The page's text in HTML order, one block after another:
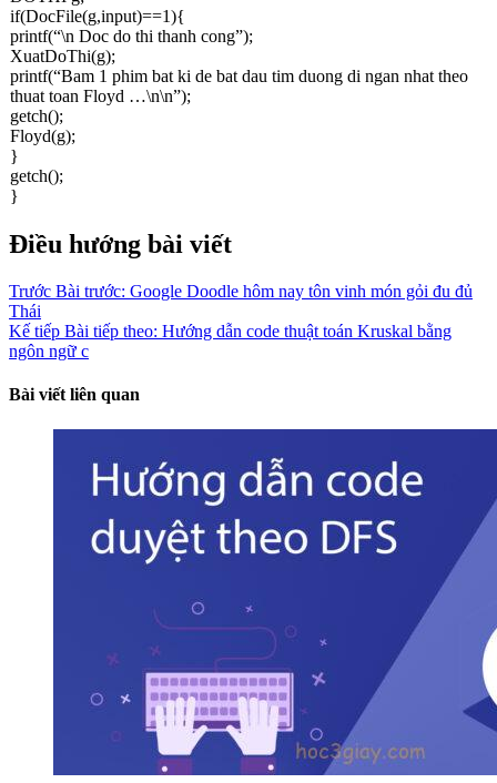
if(DocFile(g,input)==1){
printf(“\n Doc do thi thanh cong”);
XuatDoThi(g);
printf(“Bam 1 phim bat ki de bat dau tim duong di ngan nhat theo
thuat toan Floyd …\n\n”);
getch();
Floyd(g);
}
getch();
}
Điều hướng bài viết
Trước Bài trước: Google Doodle hôm nay tôn vinh món gỏi đu đủ
Thái
Kế tiếp Bài tiếp theo: Hướng dẫn code thuật toán Kruskal bằng
ngôn ngữ c
Bài viết liên quan